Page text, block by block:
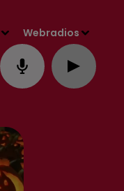
Webradios